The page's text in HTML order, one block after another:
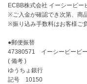
ECBB株式会社 イーシービー
※ご入金が確認でき次第、商
※振り込み手数料はお客様ご
●郵便振替
47380571　イーシービービ
( 備考 )
ゆうちょ銀行
記号　10150